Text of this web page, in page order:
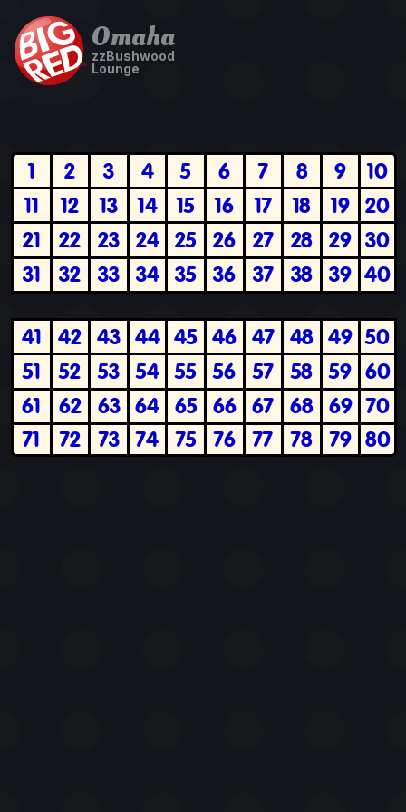
Omaha
zzBushwood
Lounge
1 2 3 4 5 6 7 8 9
10
11
12 13 14 15 16 17 18 19 20
21
22 23 24 25 26 27 28 29 30
31
32 33 34 35 36 37 38 39 40
41 42 43 44 45 46 47 48 49 50
51
52 53 54 55 56 57 58 59 60
61
62 63 64 65 66 67 68 69 70
71
72 73 74 75 76 77 78 79 80